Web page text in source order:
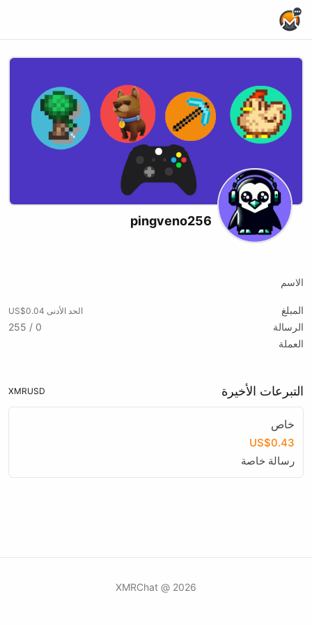
pingveno256
الاسم
المبلغ الحد الأدنى US$0.04
الرسالة
0 / 255
العملة
التبرعات الأخيرة USD
XMR
خاص
US$0.43
رسالة خاصة
2026 @ XMRChat